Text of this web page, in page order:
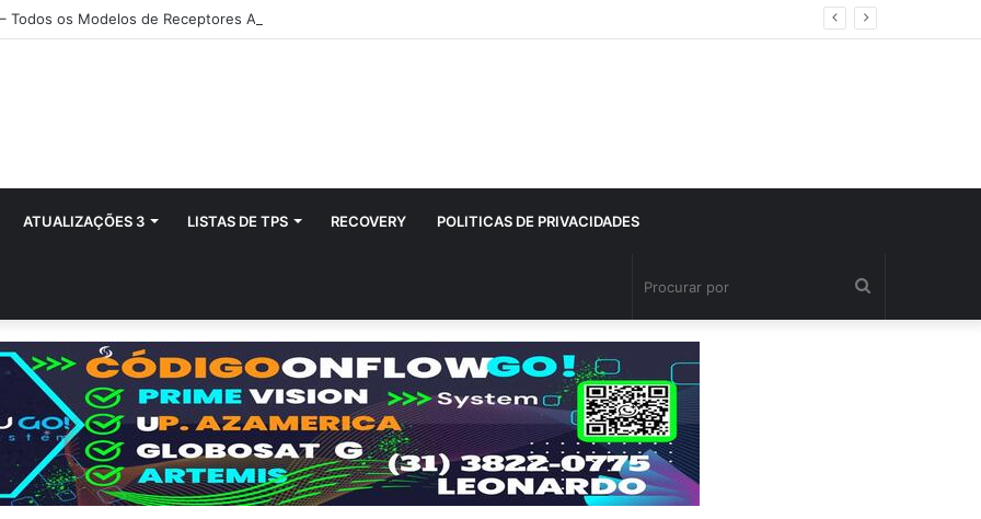
Todos os Modelos de Receptores AZAMERICA
ATUALIZAÇÕES 3 LISTAS DE TPS RECOVERY POLITICAS DE PRIVACIDADES